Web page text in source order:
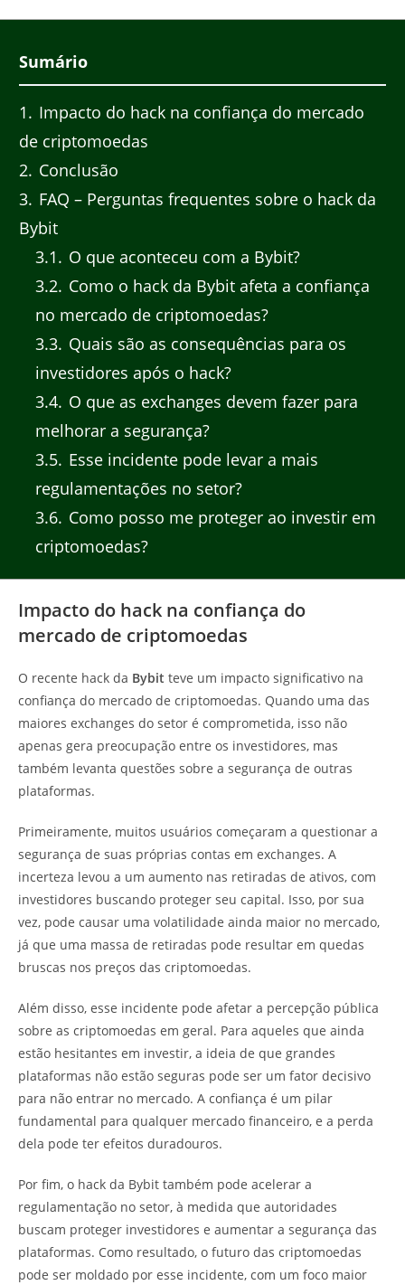
Sumário
1
Impacto do hack na confiança do mercado
de criptomoedas
2 Conclusão
3 FAQ – Perguntas frequentes sobre o hack da
Bybit
3.1
O que aconteceu com a Bybit?
3.2 Como o hack da Bybit afeta a confiança
no mercado de criptomoedas?
3.3 Quais são as consequências para os
investidores após o hack?
3.4 O que as exchanges devem fazer para
melhorar a segurança?
3.5 Esse incidente pode levar a mais
regulamentações no setor?
3.6 Como posso me proteger ao investir em
criptomoedas?
Impacto do hack na confiança do
mercado de criptomoedas
O recente hack da Bybit teve um impacto significativo na
confiança do mercado de criptomoedas. Quando uma das
maiores exchanges do setor é comprometida, isso não
apenas gera preocupação entre os investidores, mas
também levanta questões sobre a segurança de outras
plataformas.
Primeiramente, muitos usuários começaram a questionar a
segurança de suas próprias contas em exchanges. A
incerteza levou a um aumento nas retiradas de ativos, com
investidores buscando proteger seu capital. Isso, por sua
vez, pode causar uma volatilidade ainda maior no mercado,
já que uma massa de retiradas pode resultar em quedas
bruscas nos preços das criptomoedas.
Além disso, esse incidente pode afetar a percepção pública
sobre as criptomoedas em geral. Para aqueles que ainda
estão hesitantes em investir, a ideia de que grandes
plataformas não estão seguras pode ser um fator decisivo
para não entrar no mercado. A confiança é um pilar
fundamental para qualquer mercado financeiro, e a perda
dela pode ter efeitos duradouros.
Por fim, o hack da Bybit também pode acelerar a
regulamentação no setor, à medida que autoridades
buscam proteger investidores e aumentar a segurança das
plataformas. Como resultado, o futuro das criptomoedas
pode ser moldado por esse incidente, com um foco maior